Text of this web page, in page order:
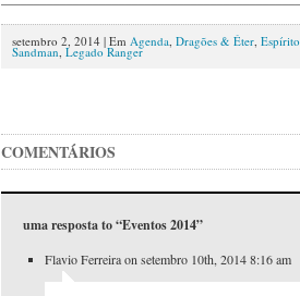
setembro 2, 2014 | Em Agenda, Dragões & Éter,
Sandman, Legado Ranger
COMENTÁRIOS
uma resposta to “Eventos 2014”
Flavio Ferreira on setembro 10th, 2014 8:16 am